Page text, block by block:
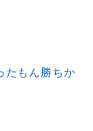
たもん勝ちか